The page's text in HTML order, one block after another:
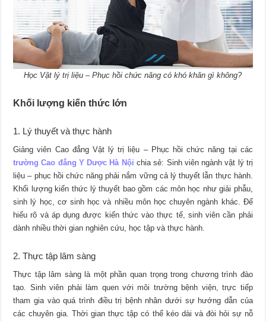
Học Vật lý trị liệu – Phục hồi chức năng có khó khăn gì không?
Khối lượng kiến thức lớn
1. Lý thuyết và thực hành
Giảng viên Cao đẳng Vật lý trị liệu – Phục hồi chức năng tại các
trường Cao đẳng Y Dược Hà Nội chia sẻ: Sinh viên ngành vật lý trị
liệu – phục hồi chức năng phải nắm vững cả lý thuyết lẫn thực hành.
Khối lượng kiến thức lý thuyết bao gồm các môn học như giải phẫu,
sinh lý học, cơ sinh học và nhiều môn học chuyên ngành khác. Để
hiểu rõ và áp dụng được kiến thức vào thực tế, sinh viên cần phải
dành nhiều thời gian nghiên cứu, học tập và thực hành.
2. Thực tập lâm sàng
Thực tập lâm sàng là một phần quan trọng trong chương trình đào
tạo. Sinh viên phải làm quen với môi trường bệnh viện, trực tiếp
tham gia vào quá trình điều trị bệnh nhân dưới sự hướng dẫn của
các chuyên gia. Thời gian thực tập có thể kéo dài và đòi hỏi sự nỗ